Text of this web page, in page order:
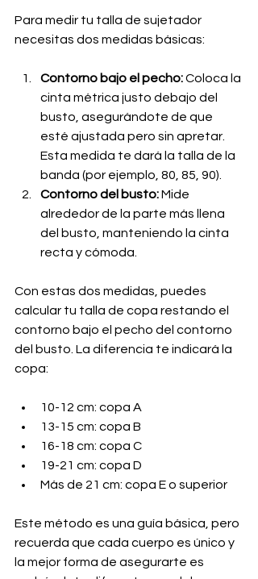
Para medir tu talla de sujetador
necesitas dos medidas básicas:
Contorno bajo el pecho: Coloca la
cinta métrica justo debajo del
busto, asegurándote de que
esté ajustada pero sin apretar.
Esta medida te dará la talla de la
banda (por ejemplo, 80, 85, 90).
Contorno del busto: Mide
alrededor de la parte más llena
del busto, manteniendo la cinta
recta y cómoda.
Con estas dos medidas, puedes
calcular tu talla de copa restando el
contorno bajo el pecho del contorno
del busto. La diferencia te indicará la
copa:
10-12 cm: copa A
13-15 cm: copa B
16-18 cm: copa C
19-21 cm: copa D
Más de 21 cm: copa E o superior
Este método es una guía básica, pero
recuerda que cada cuerpo es único y
la mejor forma de asegurarte es